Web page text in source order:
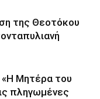
της Θεοτόκου
«Η Μητέρα του
πληγωμένες